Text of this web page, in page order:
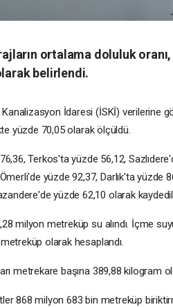
ortalama doluluk oranı,
belirlendi.
İdaresi (İSKİ) verilerine
yüzde 70,05 olarak ölçüldü.
Terkos'ta yüzde 56,12,
yüzde 92,37, Darlık'ta yüzde
yüzde 62,10 olarak
milyon metreküp su alındı. İçme
olarak hesaplandı.
metrekare başına 389,88 kilogram
868 milyon 683 bin metreküp